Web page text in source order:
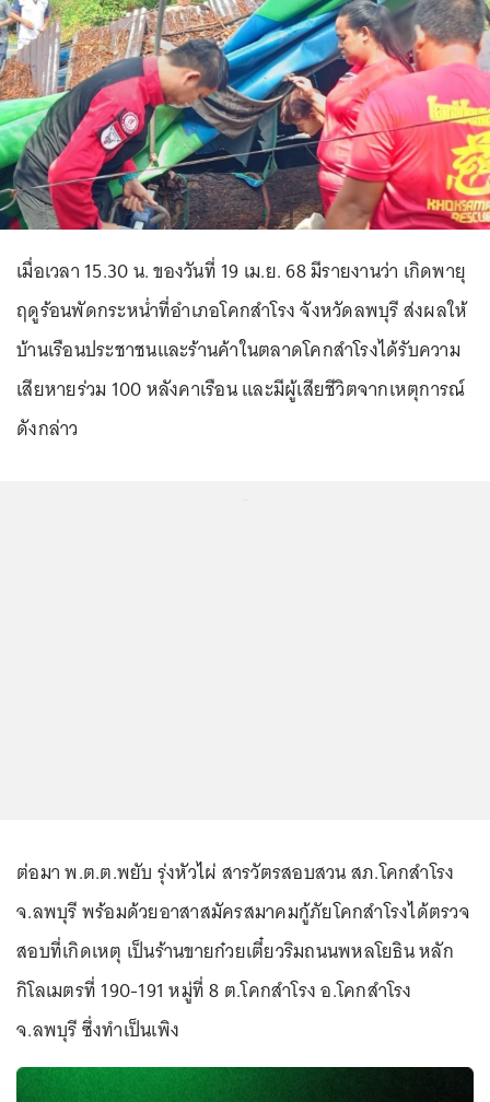
เมื่อเวลา 15.30 น. ของวันที่ 19 เม.ย. 68 มีรายงานว่า เกิดพายุ
ฤดูร้อนพัดกระหน่ำที่อำเภอโคกสำโรง จังหวัดลพบุรี ส่งผลให้
บ้านเรือนประชาชนและร้านค้าในตลาดโคกสำโรงได้รับความ
เสียหายร่วม 100 หลังคาเรือน และมีผู้เสียชีวิตจากเหตุการณ์
ดังกล่าว
ต่อมา พ.ต.ต.พยับ รุ่งหัวไผ่ สารวัตรสอบสวน สภ.โคกสำโรง
จ.ลพบุรี พร้อมด้วยอาสาสมัครสมาคมกู้ภัยโคกสำโรงได้ตรวจ
สอบที่เกิดเหตุ เป็นร้านขายก๋วยเตี๋ยวริมถนนพหลโยธิน หลัก
กิโลเมตรที่ 190-191 หมู่ที่ 8 ต.โคกสำโรง อ.โคกสำโรง
จ.ลพบุรี ซึ่งทำเป็นเพิง